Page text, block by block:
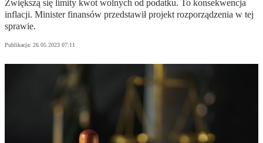
Zwiększą się limity kwot wolnych od podatku. To konsekwencja
inflacji. Minister finansów przedstawił projekt rozporządzenia w tej
sprawie.
Publikacja: 26.05.2023 07:11